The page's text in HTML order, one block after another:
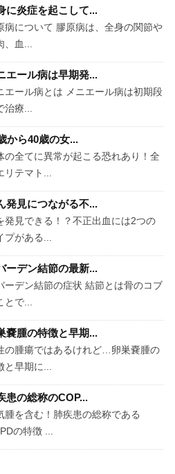
に炎症を起こして...
病について 膠原病は、全身の関節や
、血...
エール病は早期発...
エール病とは メニエール病は初期段
治療...
から40歳の女...
の全てに異常が起こる恐れあり！全
リテマト...
発見につながる不...
発見できる！？不正出血には2つの
プがある...
ーデン結節の最新...
ーデン結節の症状 結節とは骨のコブ
とで...
嚢腫の特徴と早期...
の腫瘍ではあるけれど…卵巣嚢腫の
と早期に...
患の総称のCOP...
腫を含む！肺疾患の総称である
の特徴 ...